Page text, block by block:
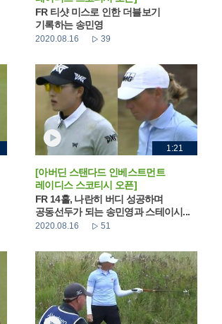
FR 티샷 미스로 인한 더블보기
기록하는 송민영
2020.08.16 39
1:21
[아버딘 스탠다드 인베스트먼트
레이디스 스코티시 오픈]
FR 14홀, 나란히 버디 성공하며
공동선두가 되는 송민영과 스테이시...
2020.08.16 51